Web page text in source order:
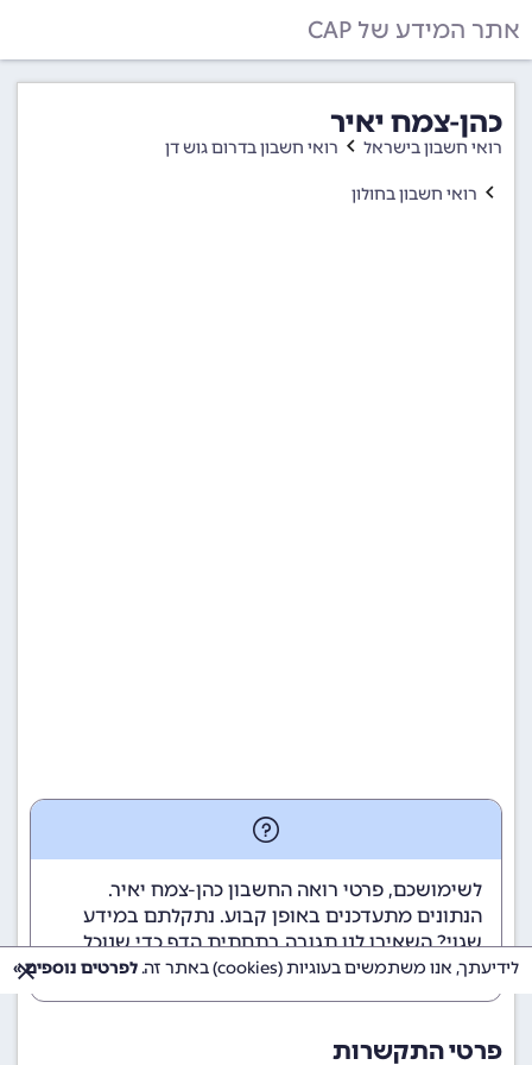
אתר המידע של CAP
כהן-צמח יאיר
רואי חשבון בישראל רואי חשבון בדרום גוש דן
רואי חשבון בחולון
לשימושכם, פרטי רואה החשבון כהן-צמח יאיר.
הנתונים מתעדכנים באופן קבוע. נתקלתם במידע
שגוי? השאירו לנו תגובה בתחתית הדף כדי שנוכל
לטפל בבעיה בהקדם.
פרטי התקשרות
לידיעתך, אנו משתמשים בעוגיות (cookies) באתר זה. לפרטים נוספים »